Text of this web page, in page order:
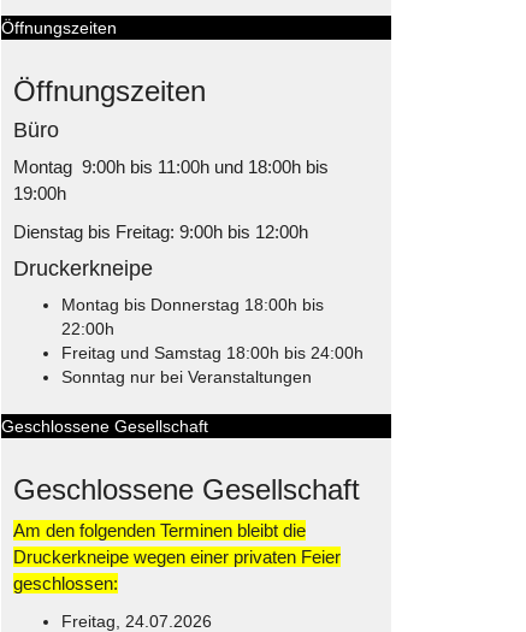
Öffnungszeiten
Öffnungszeiten
Büro
Montag 9:00h bis 11:00h und 18:00h bis
19:00h
Dienstag bis Freitag: 9:00h bis 12:00h
Druckerkneipe
Montag bis Donnerstag 18:00h bis
22:00h
Freitag und Samstag 18:00h bis 24:00h
Sonntag nur bei Veranstaltungen
Geschlossene Gesellschaft
Geschlossene Gesellschaft
Am den folgenden Terminen bleibt die
Druckerkneipe wegen einer privaten Feier
geschlossen:
Freitag, 24.07.2026